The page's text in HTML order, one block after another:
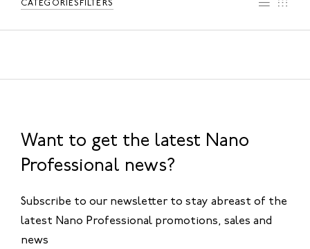
CATEGORIESFILTERS
Want to get the latest Nano
Professional news?
Subscribe to our newsletter to stay abreast of the
latest Nano Professional promotions, sales and
news